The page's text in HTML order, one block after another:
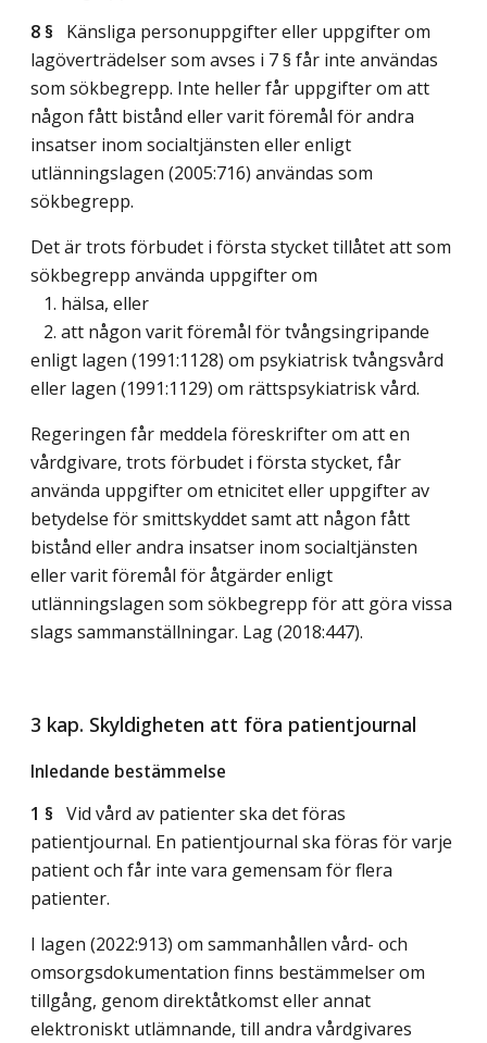
8 § Känsliga personuppgifter eller uppgifter om
lagöverträdelser som avses i 7 § får inte användas
som sökbegrepp. Inte heller får uppgifter om att
någon fått bistånd eller varit föremål för andra
insatser inom socialtjänsten eller enligt
utlänningslagen (2005:716) användas som
sökbegrepp.
Det är trots förbudet i första stycket tillåtet att som
sökbegrepp använda uppgifter om
1. hälsa, eller
2. att någon varit föremål för tvångsingripande
enligt lagen (1991:1128) om psykiatrisk tvångsvård
eller lagen (1991:1129) om rättspsykiatrisk vård.
Regeringen får meddela föreskrifter om att en
vårdgivare, trots förbudet i första stycket, får
använda uppgifter om etnicitet eller uppgifter av
betydelse för smittskyddet samt att någon fått
bistånd eller andra insatser inom socialtjänsten
eller varit föremål för åtgärder enligt
utlänningslagen som sökbegrepp för att göra vissa
slags sammanställningar. Lag (2018:447).
3 kap. Skyldigheten att föra patientjournal
Inledande bestämmelse
1 § Vid vård av patienter ska det föras
patientjournal. En patientjournal ska föras för varje
patient och får inte vara gemensam för flera
patienter.
I lagen (2022:913) om sammanhållen vård- och
omsorgsdokumentation finns bestämmelser om
tillgång, genom direktåtkomst eller annat
elektroniskt utlämnande, till andra vårdgivares